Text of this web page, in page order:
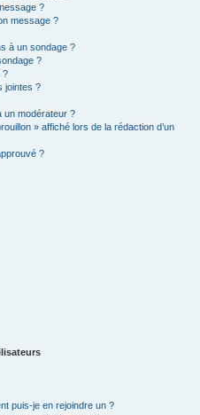
?
message ?
à un sondage ?
?
?
jointes ?
un modérateur ?
» affiché lors de la rédaction d’un
?
puis-je en rejoindre un ?